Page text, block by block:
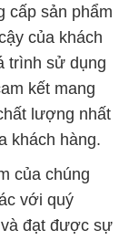
cấp sản phẩm
của khách
trình sử dụng
kết mang
lượng nhất
khách hàng.
của chúng
với quý
đạt được sự